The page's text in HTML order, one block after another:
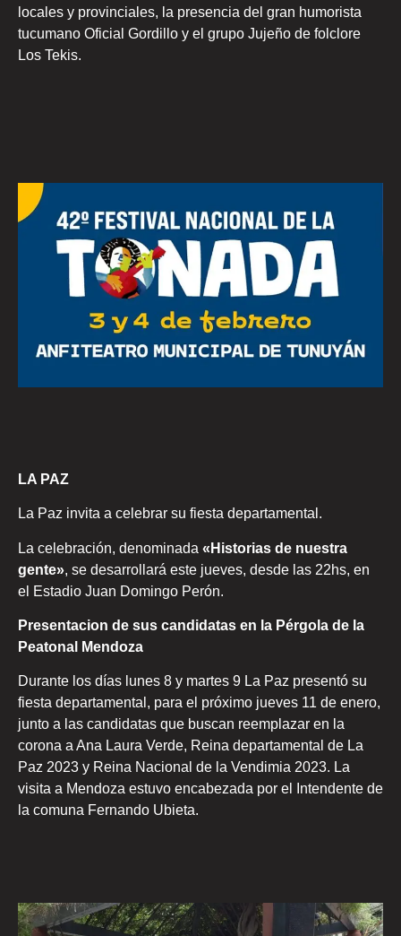
locales y provinciales, la presencia del gran humorista
tucumano Oficial Gordillo y el grupo Jujeño de folclore
Los Tekis.
LA PAZ
La Paz invita a celebrar su fiesta departamental.
La celebración, denominada «Historias de nuestra
gente», se desarrollará este jueves, desde las 22hs, en
el Estadio Juan Domingo Perón.
Presentacion de sus candidatas en la Pérgola de la
Peatonal Mendoza
Durante los días lunes 8 y martes 9 La Paz presentó su
fiesta departamental, para el próximo jueves 11 de enero,
junto a las candidatas que buscan reemplazar en la
corona a Ana Laura Verde, Reina departamental de La
Paz 2023 y Reina Nacional de la Vendimia 2023. La
visita a Mendoza estuvo encabezada por el Intendente de
la comuna Fernando Ubieta.